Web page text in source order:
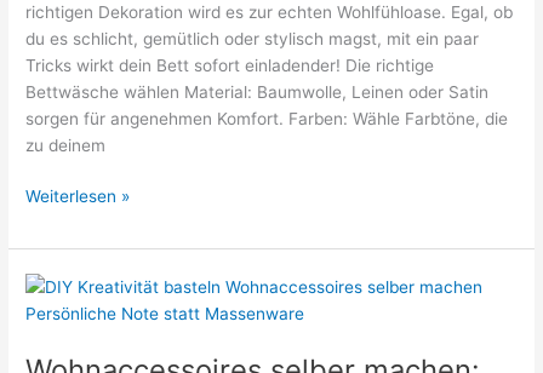
richtigen Dekoration wird es zur echten Wohlfühloase. Egal, ob
du es schlicht, gemütlich oder stylisch magst, mit ein paar
Tricks wirkt dein Bett sofort einladender! Die richtige
Bettwäsche wählen Material: Baumwolle, Leinen oder Satin
sorgen für angenehmen Komfort. Farben: Wähle Farbtöne, die
zu deinem
Wie
man
ein
für
Weiterlesen »